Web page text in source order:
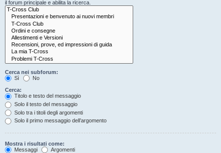
il forum principale e abilita la ricerca.
Cerca nei subforum:
Sì
No
Cerca:
Titolo e testo del messaggio
Solo il testo del messaggio
Solo tra i titoli degli argomenti
Solo il primo messaggio dell’argomento
Mostra i risultati come:
Messaggi
Argomenti